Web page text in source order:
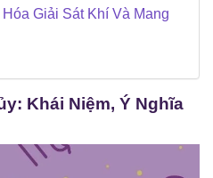
Giải Sát Khí Và Mang
Khái Niệm, Ý Nghĩa